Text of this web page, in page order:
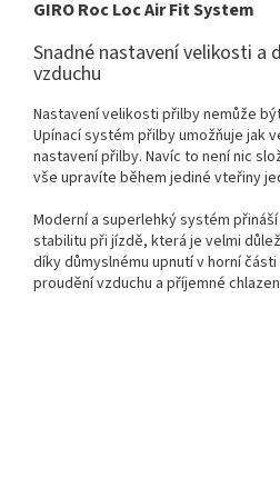
GIRO Roc Loc Air Fit System
Snadné nastavení velikosti a
vzduchu
Nastavení velikosti přilby nemůže
Upínací systém přilby umožňuje jak
nastavení přilby. Navíc to není nic
vše upravíte během jediné vteřiny
Moderní a superlehký systém
stabilitu při jízdě, která je velmi
díky důmyslnému upnutí v horní
proudění vzduchu a příjemné